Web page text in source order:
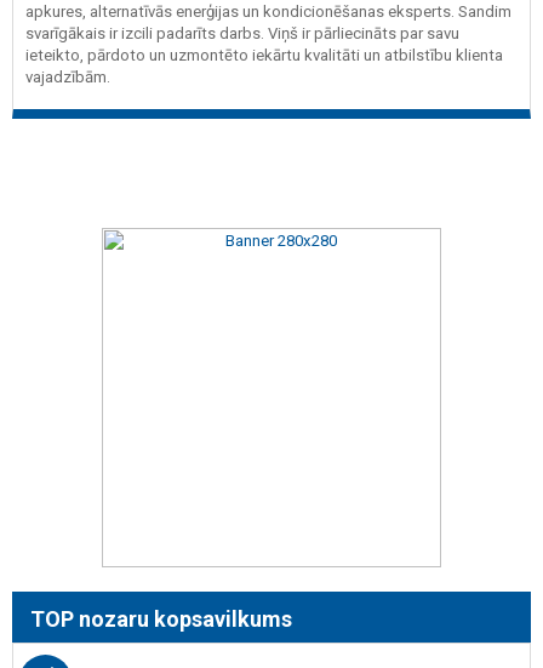
apkures, alternatīvās enerģijas un kondicionēšanas eksperts. Sandim
svarīgākais ir izcili padarīts darbs. Viņš ir pārliecināts par savu
ieteikto, pārdoto un uzmontēto iekārtu kvalitāti un atbilstību klienta
vajadzībām.
TOP nozaru kopsavilkums